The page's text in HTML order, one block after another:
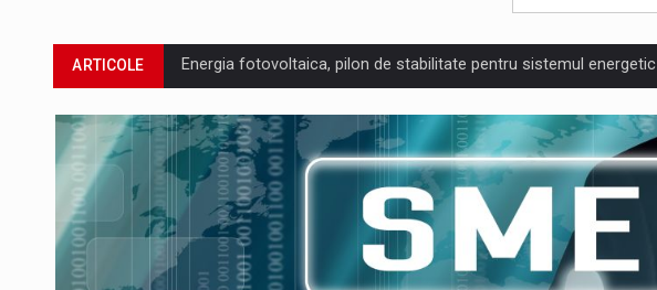
ARTICOLE Energia fotovoltaica, pilon de stabilitate pentru sistemul
ARTICOLE Cum invatam sa spunem nu intr-o cultura care pedepseste
ARTICOLE Ingredient Spotlight: What SKU Level Tracking Reveals About
ARTICOLE Producatorii si comerciantii care nu se supun noilor
INTERVIURI LEADERSHIP IN MISCARE